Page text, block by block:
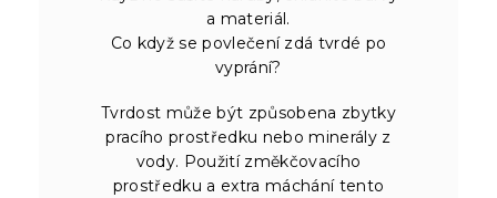
a materiál.
Co když se povlečení zdá tvrdé po
vyprání?
Tvrdost může být způsobena zbytky
pracího prostředku nebo minerály z
vody. Použití změkčovacího
prostředku a extra máchání tento